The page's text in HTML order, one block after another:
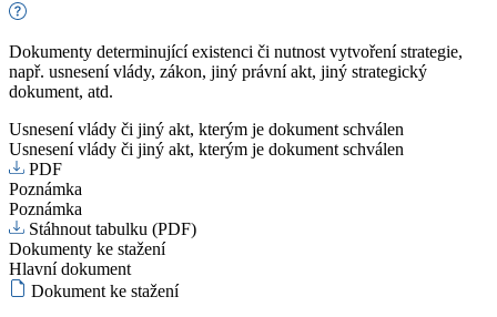
Dokumenty determinující existenci či nutnost vytvoření strategie,
např. usnesení vlády, zákon, jiný právní akt, jiný strategický
dokument, atd.
Usnesení vlády či jiný akt, kterým je dokument schválen
Usnesení vlády či jiný akt, kterým je dokument schválen
PDF
Poznámka
Poznámka
Stáhnout tabulku (PDF)
Dokumenty ke stažení
Hlavní dokument
Dokument ke stažení